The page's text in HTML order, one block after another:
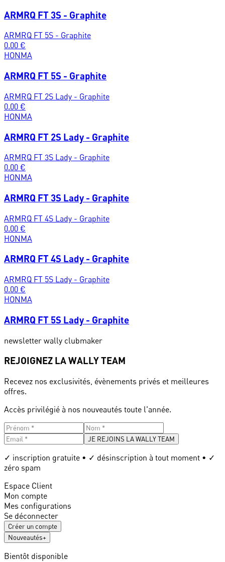
ARMRQ FT 3S - Graphite
ARMRQ FT 5S - Graphite
0.00 €
HONMA
ARMRQ FT 5S - Graphite
ARMRQ FT 2S Lady - Graphite
0.00 €
HONMA
ARMRQ FT 2S Lady - Graphite
ARMRQ FT 3S Lady - Graphite
0.00 €
HONMA
ARMRQ FT 3S Lady - Graphite
ARMRQ FT 4S Lady - Graphite
0.00 €
HONMA
ARMRQ FT 4S Lady - Graphite
ARMRQ FT 5S Lady - Graphite
0.00 €
HONMA
ARMRQ FT 5S Lady - Graphite
newsletter wally clubmaker
REJOIGNEZ LA WALLY TEAM
Recevez nos exclusivités, évènements privés et meilleures
offres.
Accès privilégié à nos nouveautés toute l'année.
JE REJOINS LA WALLY TEAM
✓ inscription gratuite • ✓ désinscription à tout moment • ✓
zéro spam
Espace Client
Mon compte
Mes configurations
Se déconnecter
Créer un compte
Nouveautés+
Bientôt disponible